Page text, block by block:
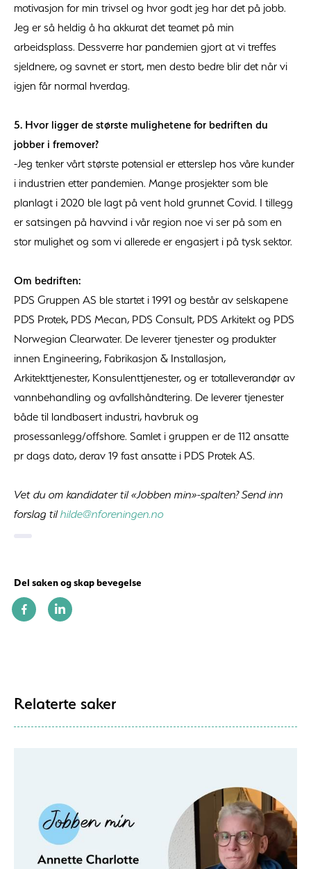
motivasjon for min trivsel og hvor godt jeg har det på jobb.
Jeg er så heldig å ha akkurat det teamet på min
arbeidsplass. Dessverre har pandemien gjort at vi treffes
sjeldnere, og savnet er stort, men desto bedre blir det når vi
igjen får normal hverdag.
5. Hvor ligger de største mulighetene for bedriften du
jobber i fremover?
-Jeg tenker vårt største potensial er etterslep hos våre kunder
i industrien etter pandemien. Mange prosjekter som ble
planlagt i 2020 ble lagt på vent hold grunnet Covid. I tillegg
er satsingen på havvind i vår region noe vi ser på som en
stor mulighet og som vi allerede er engasjert i på tysk sektor.
Om bedriften:
PDS Gruppen AS ble startet i 1991 og består av selskapene
PDS Protek, PDS Mecan, PDS Consult, PDS Arkitekt og PDS
Norwegian Clearwater. De leverer tjenester og produkter
innen Engineering, Fabrikasjon & Installasjon,
Arkitekttjenester, Konsulenttjenester, og er totalleverandør av
vannbehandling og avfallshåndtering. De leverer tjenester
både til landbasert industri, havbruk og
prosessanlegg/offshore. Samlet i gruppen er de 112 ansatte
pr dags dato, derav 19 fast ansatte i PDS Protek AS.
Vet du om kandidater til «Jobben min»-spalten? Send inn
forslag tilhilde@nforeningen.no
Del saken og skap bevegelse
Relaterte saker